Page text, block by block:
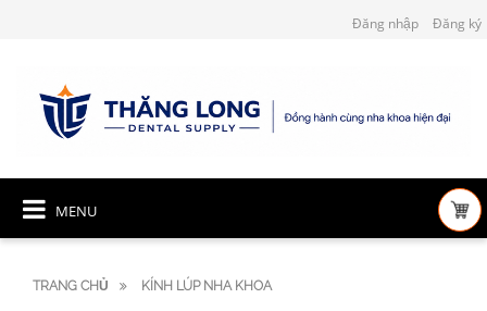
Đăng nhập Đăng ký
MENU
TRANG CHỦ KÍNH LÚP NHA KHOA